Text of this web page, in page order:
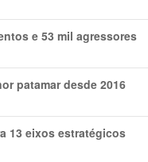
e 53 mil agressores
patamar desde 2016
13 eixos estratégicos